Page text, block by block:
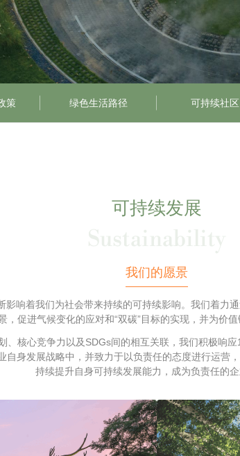
策 绿色生活路径 可持续社区
可持续发展
我们的愿景
影响着我们为社会带来持续的可持续影响。我们着力
，促进气候变化的应对和“双碳”目标的实现，并为价
、核心竞争力以及SDGs间的相互关联，我们积极响
自身发展战略中，并致力于以负责任的态度进行运营
持续提升自身可持续发展能力，成为负责任的企